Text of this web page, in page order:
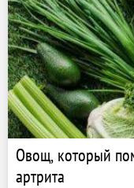
Овощ, который
артрита